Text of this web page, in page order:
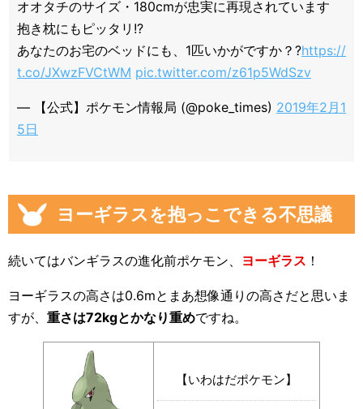
オオタチのサイズ・180cmが忠実に再現されています
抱き枕にもピッタリ!?
あなたのお宅のベッドにも、1匹いかがですか？?https://
t.co/JXwzFVCtWM pic.twitter.com/z61p5WdSzv
— 【公式】ポケモン情報局 (@poke_times) 2019年2月1
5日
ヨーギラスを抱っこできる不思議
続いてはバンギラスの進化前ポケモン、 ヨーギラス ！
ヨーギラスの高さは0.6mとまあ想像通りの高さだと思いま
すが、 重さは72kgとかなり重めですね。
【いわはだポケモン】